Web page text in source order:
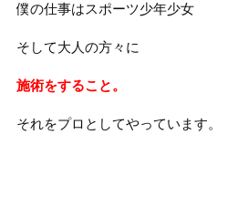
僕の仕事はスポーツ少年少女
そして大人の方々に
施術をすること。
それをプロとしてやっています。